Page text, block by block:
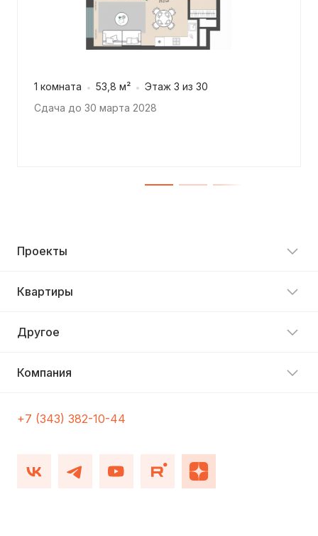
1 комната 53,8 м²
Этаж 3 из 30
Сдача до 30 марта 2028
Проекты
Квартиры
Другое
Компания
+7 (343) 382-10-44